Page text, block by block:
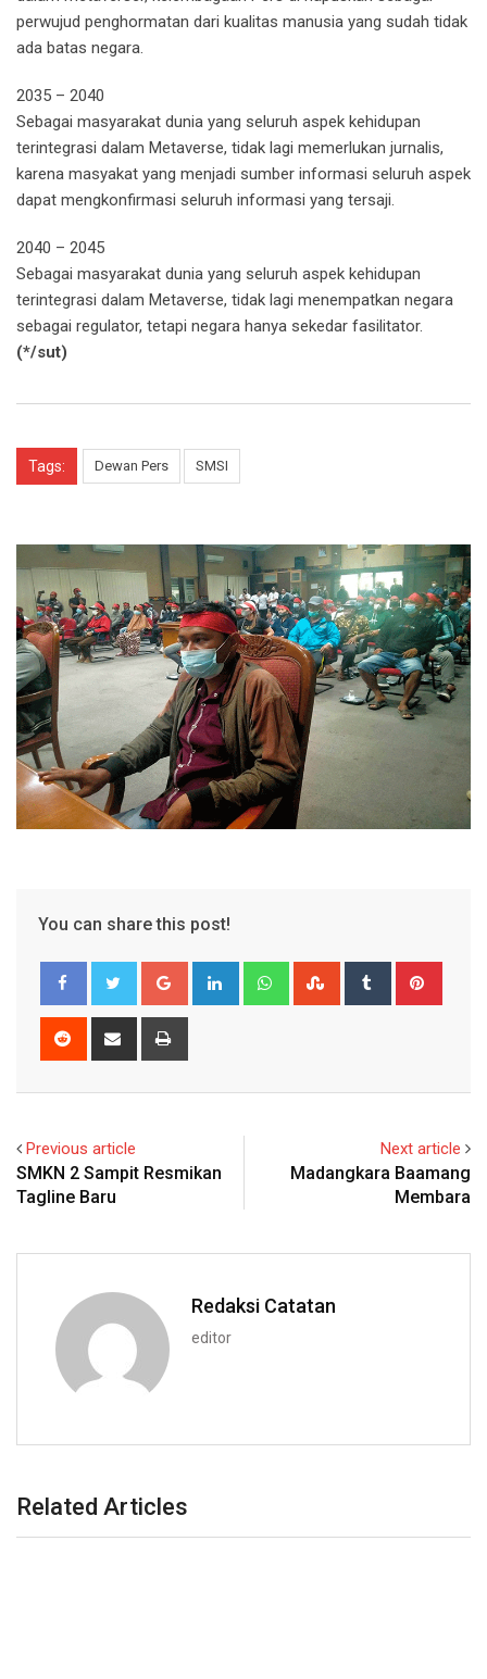
perwujud penghormatan dari kualitas manusia yang sudah tidak
ada batas negara.
2035 – 2040
Sebagai masyarakat dunia yang seluruh aspek kehidupan
terintegrasi dalam Metaverse, tidak lagi memerlukan jurnalis,
karena masyakat yang menjadi sumber informasi seluruh aspek
dapat mengkonfirmasi seluruh informasi yang tersaji.
2040 – 2045
Sebagai masyarakat dunia yang seluruh aspek kehidupan
terintegrasi dalam Metaverse, tidak lagi menempatkan negara
sebagai regulator, tetapi negara hanya sekedar fasilitator.
(*/sut)
Tags: Dewan Pers SMSI
You can share this post!
Google+ LinkedIn WhatsappStumbleUpon
Tumblr
Reddit
Share
Previous article
SMKN 2 Sampit Resmikan
Tagline Baru
Next article
Madangkara Baamang
Membara
Redaksi Catatan
editor
Related Articles